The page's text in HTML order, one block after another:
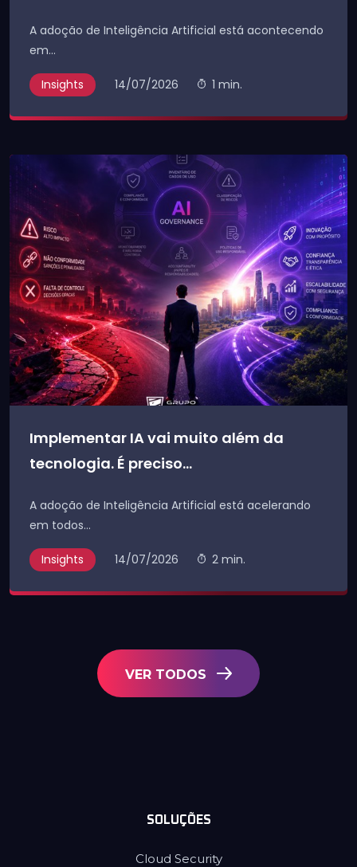
A adoção de Inteligência Artificial está acontecendo
em...
Insights 14/07/2026 1 min.
Implementar IA vai muito além da
tecnologia. É preciso...
A adoção de Inteligência Artificial está acelerando
em todos...
Insights 14/07/2026 2 min.
VER TODOS
SOLUÇÕES
Cloud Security